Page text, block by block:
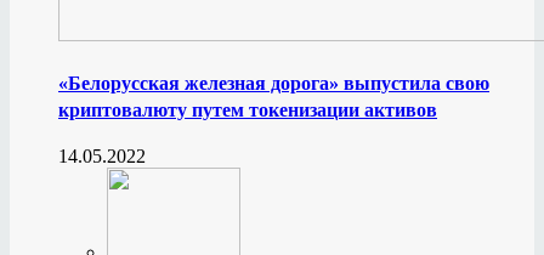
«Белорусская железная дорога» выпустила свою
криптовалюту путем токенизации активов
14.05.2022